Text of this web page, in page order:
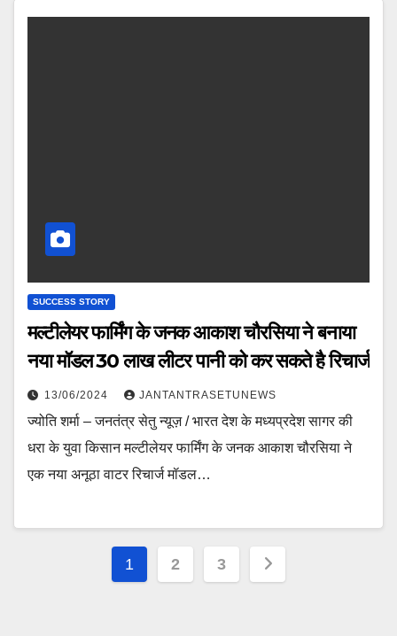
SUCCESS STORY
मल्टीलेयर फार्मिंग के जनक आकाश चौरसिया ने बनाया
नया मॉडल 30 लाख लीटर पानी को कर सकते है रिचार्ज
13/06/2024 JANTANTRASETUNEWS
ज्योति शर्मा – जनतंत्र सेतु न्यूज़ / भारत देश के मध्यप्रदेश सागर की
धरा के युवा किसान मल्टीलेयर फार्मिंग के जनक आकाश चौरसिया ने
एक नया अनूठा वाटर रिचार्ज मॉडल…
Posts
1 2 3